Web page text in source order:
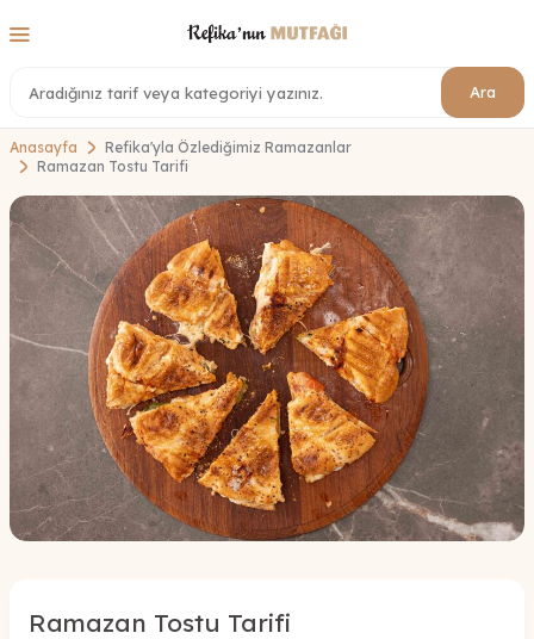
Ara
Anasayfa
Refika'yla Özlediğimiz Ramazanlar
Ramazan Tostu Tarifi
Ramazan Tostu Tarifi